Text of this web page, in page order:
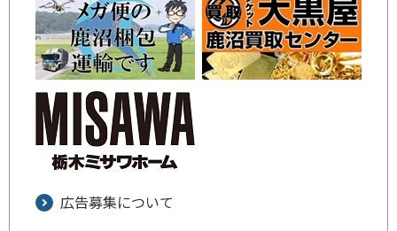
広告募集について